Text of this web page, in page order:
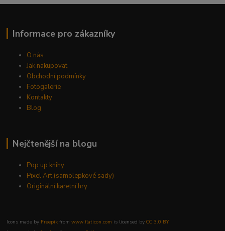
Informace pro zákazníky
O nás
Jak nakupovat
Obchodní podmínky
Fotogalerie
Kontakty
Blog
Nejčtenější na blogu
Pop up knihy
Pixel Art (samolepkové sady)
Originální karetní hry
Icons made by Freepik fromwww.flaticon.com is licensed byCC 3.0 BY